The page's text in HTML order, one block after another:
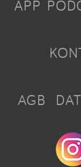
APP
AGB